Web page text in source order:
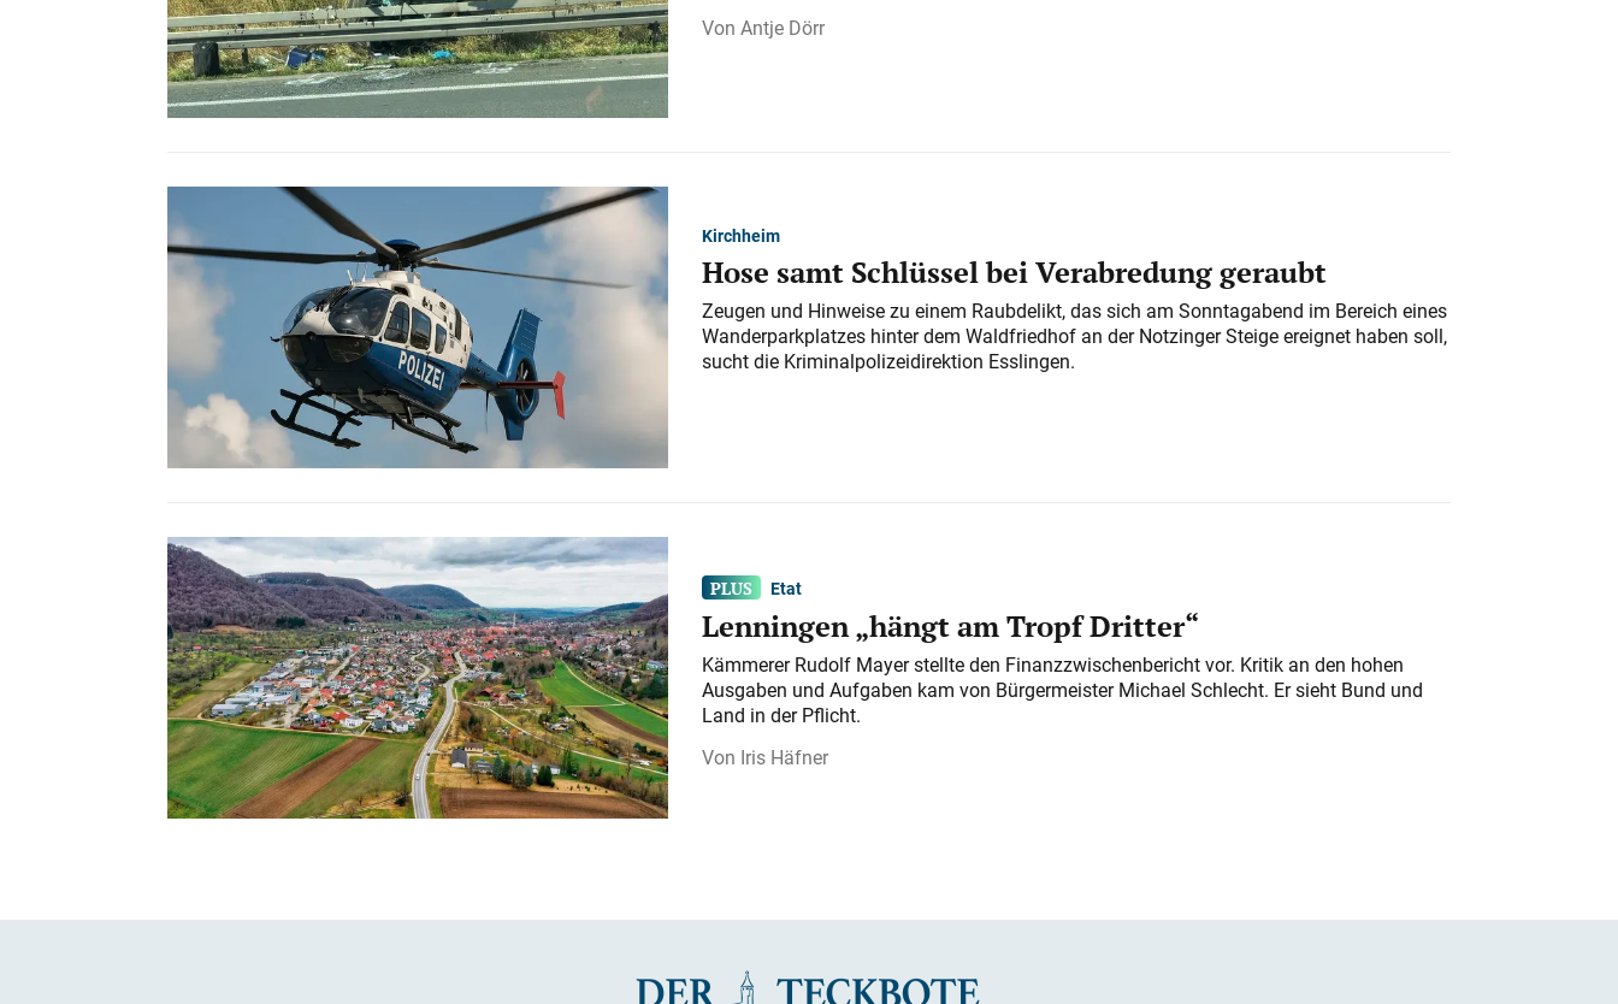
Antje Dörr
Kirchheim
Hose samt Schlüssel bei Verabredung geraubt
Zeugen und Hinweise zu einem Raubdelikt, das sich am Sonntagabend im Bereich eines
Wanderparkplatzes hinter dem Waldfriedhof an der Notzinger Steige ereignet haben soll,
sucht die Kriminalpolizeidirektion Esslingen.
Etat
Lenningen „hängt am Tropf Dritter“
Kämmerer Rudolf Mayer stellte den Finanzzwischenbericht vor. Kritik an den hohen
Ausgaben und Aufgaben kam von Bürgermeister Michael Schlecht. Er sieht Bund und
Land in der Pflicht.
Iris Häfner